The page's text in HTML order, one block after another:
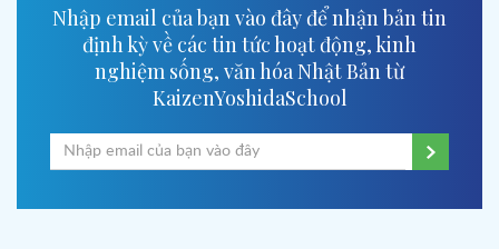
Nhập email của bạn vào đây để nhận bản tin
định kỳ về các tin tức hoạt động, kinh
nghiệm sống, văn hóa Nhật Bản từ
KaizenYoshidaSchool